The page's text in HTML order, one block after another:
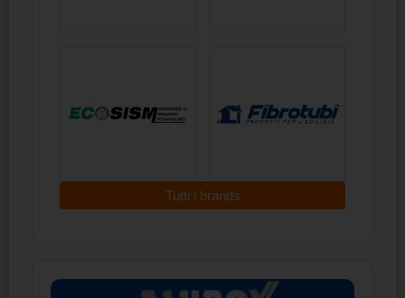
Tutti i brands